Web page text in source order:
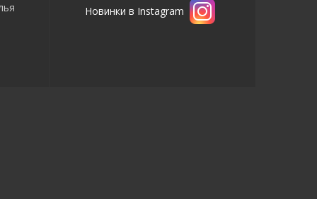
Новинки в Instagram